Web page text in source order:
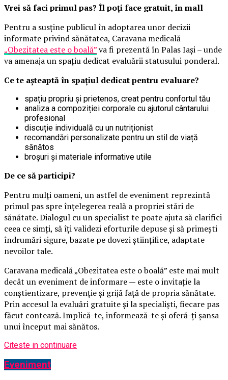
Vrei să faci primul pas? Îl poți face gratuit, în mall
Pentru a susține publicul în adoptarea unor decizii
informate privind sănătatea, Caravana medicală
„Obezitatea este o boală”va fi prezentă în Palas Iași – unde
va amenaja un spațiu dedicat evaluării statusului ponderal.
Ce te așteaptă în spațiul dedicat pentru evaluare?
spațiu propriu și prietenos, creat pentru confortul tău
analiza a compoziției corporale cu ajutorul cântarului
profesional
discuție individuală cu un nutriționist
recomandări personalizate pentru un stil de viață
sănătos
broșuri și materiale informative utile
De ce să participi?
Pentru mulți oameni, un astfel de eveniment reprezintă
primul pas spre înțelegerea reală a propriei stări de
sănătate. Dialogul cu un specialist te poate ajuta să clarifici
ceea ce simți, să îți validezi eforturile depuse și să primești
îndrumări sigure, bazate pe dovezi științifice, adaptate
nevoilor tale.
Caravana medicală „Obezitatea este o boală” este mai mult
decât un eveniment de informare — este o invitație la
conștientizare, prevenție și grijă față de propria sănătate.
Prin accesul la evaluări gratuite și la specialiști, fiecare pas
făcut contează. Implică-te, informează-te și oferă-ți șansa
unui început mai sănătos.
Citeste in continuare
Eveniment